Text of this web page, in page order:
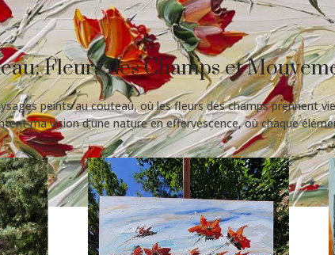
Fleurs des Champs et
peints au couteau, où les fleurs des champs prennent
ma vision d’une nature en effervescence, où chaque